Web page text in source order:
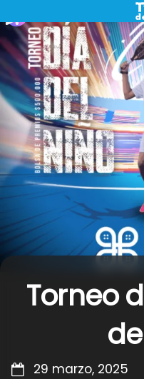
to
content
Torneo
29 marzo, 2025